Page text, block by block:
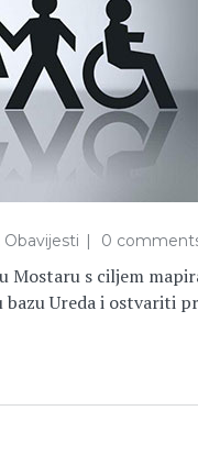
Obavijesti 0
Mostaru s ciljem
Ureda i ostvariti